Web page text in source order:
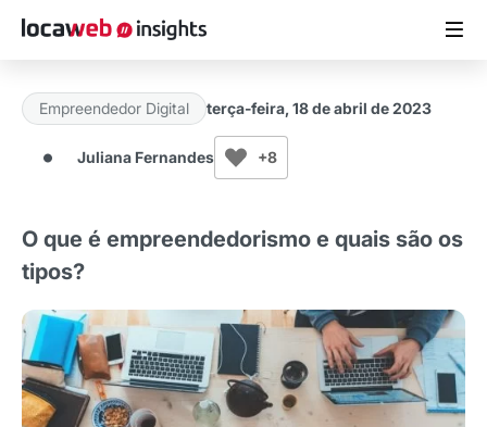
ARTIGOS
MATERIAIS GRATUITOS
ESTUDOS
CASES DE SUCESSO
LOCAWEB.COM.BR
Empreendedor Digital terça-feira, 18 de abril de 2023
Juliana Fernandes +8
O que é empreendedorismo e quais são os
tipos?